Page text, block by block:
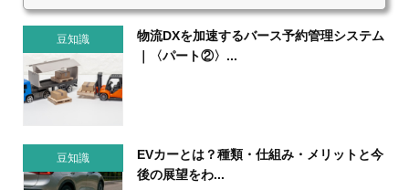
豆知識
物流DXを加速するバース予約管理システム
｜〈パート②〉...
豆知識
EVカーとは？種類・仕組み・メリットと今
後の展望をわ...